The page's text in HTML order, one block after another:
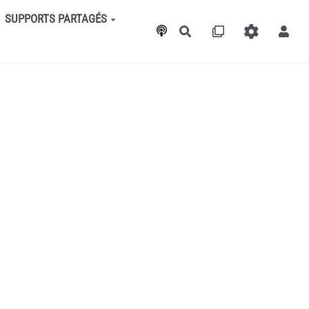
SUPPORTS PARTAGÉS
Rechercher